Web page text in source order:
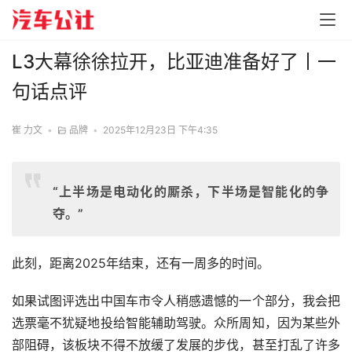
L3大幕徐徐拉开，比亚迪准备好了丨一
句话点评
崔 力文 • 品牌 • 2025年12月23日 下午4:35
“上半场是电动化的厮杀，下半场是智能化的争
夺。”
此刻，距离2025年结束，还有一周多的时间。
如果试图评选出中国车市令人稍感遗憾的一个部分，我会把
选票毫不犹疑地投给智能辅助驾驶。众所周知，因为某些外
部阻碍，该板块不得不放缓了发展的步伐，甚至打乱了许多